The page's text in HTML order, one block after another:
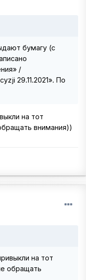
бумагу (с
/
29.11.2021». По
на тот
внимания))
на тот
обращать